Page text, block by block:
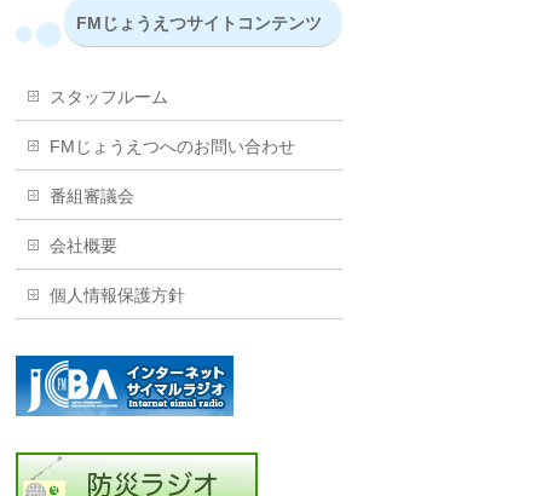
FMじょうえつサイトコンテンツ
スタッフルーム
FMじょうえつへのお問い合わせ
番組審議会
会社概要
個人情報保護方針